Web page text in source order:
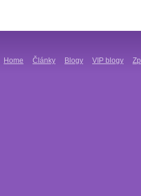
Home Články Blogy VIP blogy